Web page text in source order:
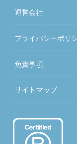
運営会社
プライバシーポリ
免責事項
サイトマップ